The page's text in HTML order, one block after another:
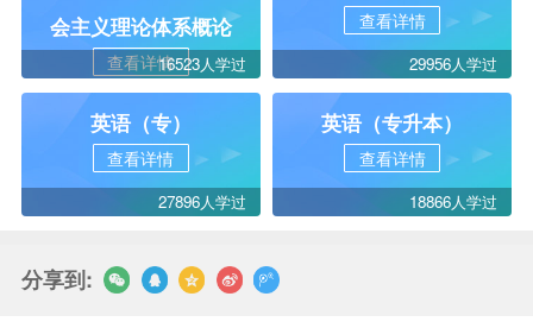
会主义理论体系概论
查看详情16523人学过
查看详情
29956人学过
英语（专）
查看详情
27896人学过
英语（专升本）
查看详情
18866人学过
分享到: